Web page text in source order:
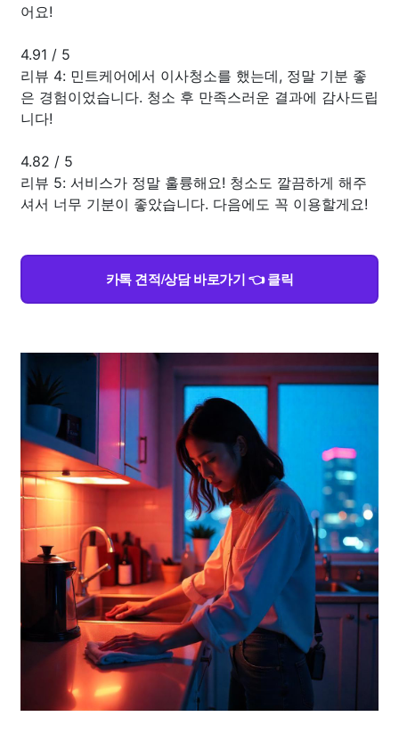
어요!
4.91 / 5
리뷰 4: 민트케어에서 이사청소를 했는데, 정말 기분 좋
은 경험이었습니다. 청소 후 만족스러운 결과에 감사드립
니다!
4.82 / 5
리뷰 5: 서비스가 정말 훌륭해요! 청소도 깔끔하게 해주
셔서 너무 기분이 좋았습니다. 다음에도 꼭 이용할게요!
카톡 견적/상담 바로가기 👈 클릭